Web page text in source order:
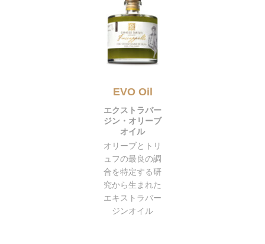
EVO Oil
エクストラバー
ジン・オリーブ
オイル
オリーブとトリ
ュフの最良の調
合を特定する研
究から生まれた
エキストラバー
ジンオイル